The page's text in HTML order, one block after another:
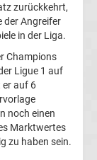
zurückkehrt,
der Angreifer
in der Liga.
Champions
Ligue 1 auf
er auf 6
noch einen
Marktwertes
zu haben sein.